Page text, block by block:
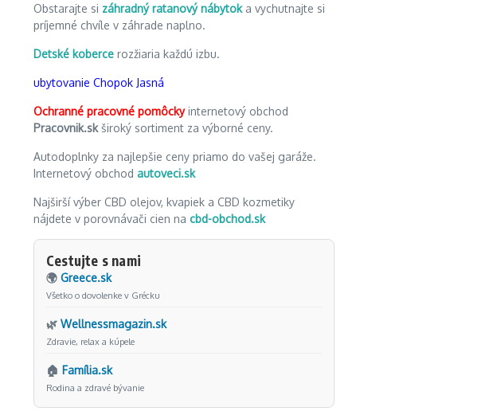
Obstarajte si záhradný ratanový nábytoka vychutnajte si
príjemné chvíle v záhrade naplno.
Detské koberce rozžiaria každú izbu.
ubytovanie Chopok Jasná
Ochranné pracovné pomôckyinternetový obchod
Pracovnik.skširoký sortiment za výborné ceny.
Autodoplnky za najlepšie ceny priamo do vašej garáže.
Internetový obchod autoveci.sk
Najširší výber CBD olejov, kvapiek a CBD kozmetiky
nájdete v porovnávači cien na cbd-obchod.sk
Cestujte s nami
🌍 Greece.sk
Všetko o dovolenke v Grécku
🌿 Wellnessmagazin.sk
Zdravie, relax a kúpele
🏠 Família.sk
Rodina a zdravé bývanie